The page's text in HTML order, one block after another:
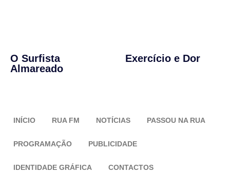
O Surfista
Almareado
Exercício e Dor
INÍCIO RUA FM NOTÍCIAS PASSOU NA RUA
PROGRAMAÇÃO PUBLICIDADE
IDENTIDADE GRÁFICA CONTACTOS